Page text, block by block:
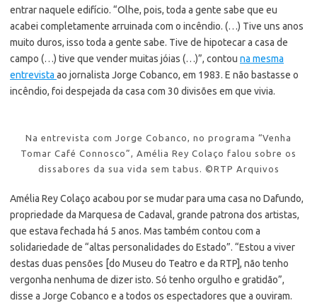
entrar naquele edifício. “Olhe, pois, toda a gente sabe que eu
acabei completamente arruinada com o incêndio. (…) Tive uns anos
muito duros, isso toda a gente sabe. Tive de hipotecar a casa de
campo (…) tive que vender muitas jóias (…)”, contou na mesma
entrevista ao jornalista Jorge Cobanco, em 1983. E não bastasse o
incêndio, foi despejada da casa com 30 divisões em que vivia.
Na entrevista com Jorge Cobanco, no programa “Venha
Tomar Café Connosco”, Amélia Rey Colaço falou sobre os
dissabores da sua vida sem tabus. ©RTP Arquivos
Amélia Rey Colaço acabou por se mudar para uma casa no Dafundo,
propriedade da Marquesa de Cadaval, grande patrona dos artistas,
que estava fechada há 5 anos. Mas também contou com a
solidariedade de “altas personalidades do Estado”. “Estou a viver
destas duas pensões [do Museu do Teatro e da RTP], não tenho
vergonha nenhuma de dizer isto. Só tenho orgulho e gratidão”,
disse a Jorge Cobanco e a todos os espectadores que a ouviram.